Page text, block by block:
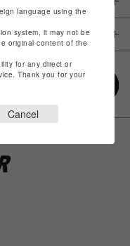
language using the
system, it may not be
original content of the
for any direct or
Thank you for your
Cancel